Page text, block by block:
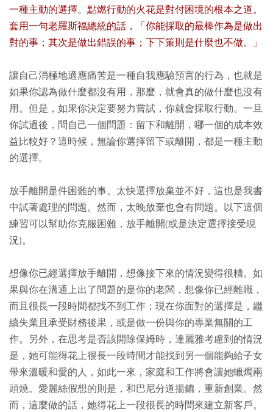
一種主動的選擇。點燃行動的火花是對付困境的根本之道。
套用一句老羅斯福總統的話，「你能採取的最棒作為是做出
對的事；其次是做出錯誤的事；下下策則是什麼也不做。」
讓自己消極地適應痛苦是一種自我應驗預言的行為，也就是
如果你認為做什麼都沒有用，那麼，就會真的做什麼也沒有
用。但是，如果你決定要努力嘗試，你就會採取行動。一旦
你試過後，問自己一個問題：留下和離開，哪一個的成本效
益比較好？這時候，無論你選擇留下或離開，都是一種主動
的選擇。
放手離開是件困難的事。太快選擇放棄並不好，這也是我書
中試著處理的問題。然而，太晚放棄也會有問題。以下這個
練習可以幫助你克服困難，放手離開(或是決定選擇接受現
況)。
想像你已經選擇放手離開，想像接下來的情況變得很糟。如
果與你在溝通上出了問題的是你的老闆，想像你已經離職，
而且很長一段時間都找不到工作；現在你面對的選擇是，繼
續失業且承受財務後果，或是做一份與你的專業無關的工
作。另外，在思考是否該開除保姆時，達麗雅考慮到的情況
是，她可能得花上很長一段時間才能找到另一個能夠給子女
帶來溫暖和愛的人，如此一來，家庭和工作將會讓她蠟燭兩
頭燒。愛麗絲假想的則是，和巴尼分道揚鑣，重新創業。然
而，這麼做的話，她得花上一段很長的時間來建立新客戶。